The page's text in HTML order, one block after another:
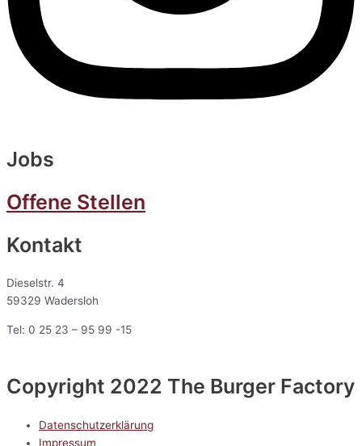
Jobs
Offene Stellen
Kontakt
Dieselstr. 4
59329 Wadersloh
Tel: 0 25 23 – 95 99 -15
Copyright 2022 The Burger Factory
Datenschutzerklärung
Impressum